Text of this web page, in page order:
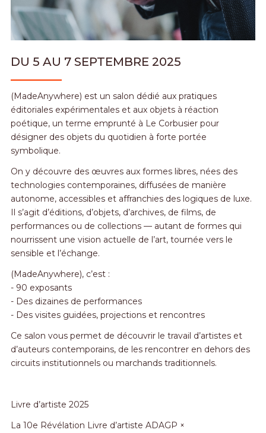
DU 5 AU 7 SEPTEMBRE 2025
(MadeAnywhere) est un salon dédié aux pratiques
éditoriales expérimentales et aux objets à réaction
poétique, un terme emprunté à Le Corbusier pour
désigner des objets du quotidien à forte portée
symbolique.
On y découvre des œuvres aux formes libres, nées des
technologies contemporaines, diffusées de manière
autonome, accessibles et affranchies des logiques de luxe.
Il s’agit d’éditions, d’objets, d’archives, de films, de
performances ou de collections — autant de formes qui
nourrissent une vision actuelle de l’art, tournée vers le
sensible et l’échange.
(MadeAnywhere), c’est :
- 90 exposants
- Des dizaines de performances
- Des visites guidées, projections et rencontres
Ce salon vous permet de découvrir le travail d’artistes et
d’auteurs contemporains, de les rencontrer en dehors des
circuits institutionnels ou marchands traditionnels.
Livre d’artiste 2025
La 10e Révélation Livre d’artiste ADAGP ×